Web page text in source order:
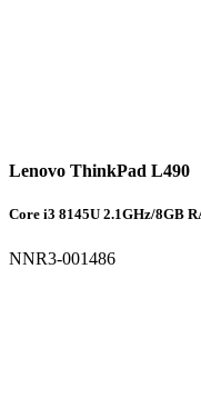
Lenovo ThinkPad L490
Core i3 8145U 2.1GHz/8GB
NNR3-001486